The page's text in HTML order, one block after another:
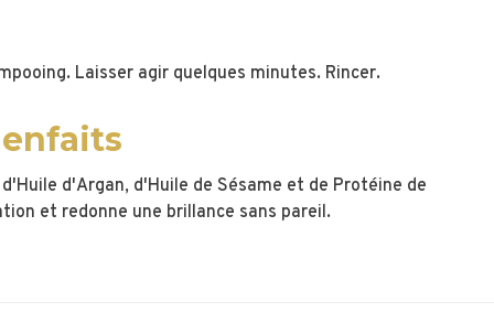
Laisser agir quelques minutes. Rincer.
d'Argan, d'Huile de Sésame et de Protéine de
et redonne une brillance sans pareil.